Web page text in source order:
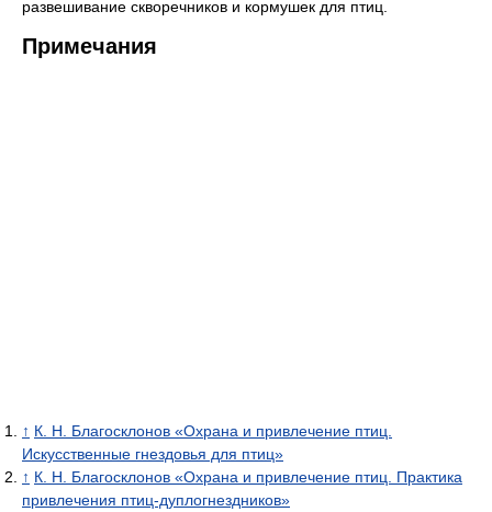
развешивание скворечников и кормушек для птиц.
Примечания
↑ К. Н. Благосклонов «Охрана и привлечение птиц.
Искусственные гнездовья для птиц»
↑ К. Н. Благосклонов «Охрана и привлечение птиц. Практика
привлечения птиц-дуплогнездников»